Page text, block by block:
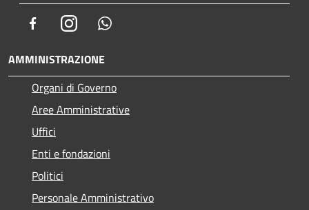
FacebookInstagram
AMMINISTRAZIONE
Organi di Governo
Aree Amministrative
Uffici
Enti e fondazioni
Politici
Personale Amministrativo